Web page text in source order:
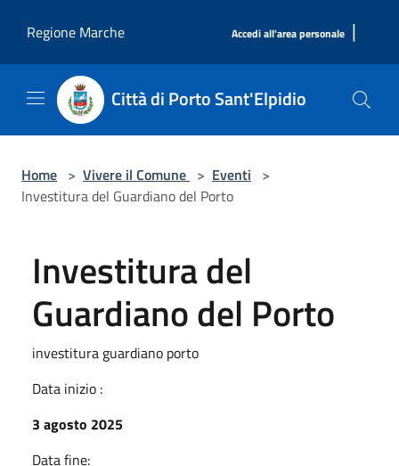
Regione Marche
Accedi all'area personale |
Città di Porto Sant'Elpidio
Home > Vivere il Comune > Eventi >
Investitura del Guardiano del Porto
Investitura del
Guardiano del Porto
investitura guardiano porto
Data inizio :
3 agosto 2025
Data fine: